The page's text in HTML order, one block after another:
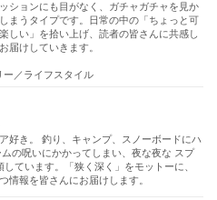
ションにも目がなく、ガチャガチャを見か
まうタイプです。日常の中の「ちょっと可
しい」を拾い上げ、読者の皆さんに共感し
届けしていきます。
ー／ライフスタイル
好き。 釣り、キャンプ、スノーボードにハ
の呪いにかかってしまい、夜な夜な スプ
しています。「狭く深く」をモットーに、
情報を皆さんにお届けします。